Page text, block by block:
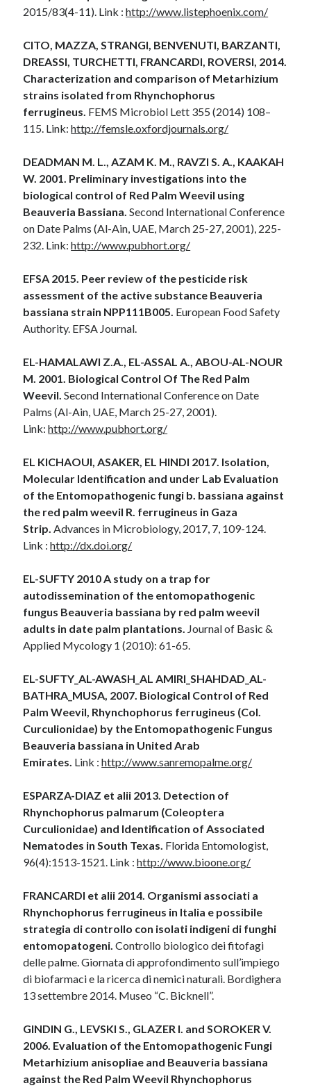
2015/83(4-11). Link :http://www.listephoenix.com/
CITO, MAZZA, STRANGI, BENVENUTI, BARZANTI,
DREASSI, TURCHETTI, FRANCARDI, ROVERSI, 2014.
Characterization and comparison of Metarhizium
strains isolated from Rhynchophorus
ferrugineus. FEMS Microbiol Lett 355 (2014) 108–
115. Link:http://femsle.oxfordjournals.org/
DEADMAN M. L., AZAM K. M., RAVZI S. A., KAAKAH
W. 2001. Preliminary investigations into the
biological control of Red Palm Weevil using
Beauveria Bassiana. Second International Conference
on Date Palms (Al-Ain, UAE, March 25-27, 2001), 225-
232. Link:http://www.pubhort.org/
EFSA 2015. Peer review of the pesticide risk
assessment of the active substance Beauveria
bassiana strain NPP111B005. European Food Safety
Authority. EFSA Journal.
EL-HAMALAWI Z.A., EL-ASSAL A., ABOU-AL-NOUR
M. 2001. Biological Control Of The Red Palm
Weevil.Second International Conference on Date
Palms (Al-Ain, UAE, March 25-27, 2001).
Link:http://www.pubhort.org/
EL KICHAOUI, ASAKER, EL HINDI 2017. Isolation,
Molecular Identification and under Lab Evaluation
of the Entomopathogenic fungi b. bassiana against
the red palm weevil R. ferrugineus in Gaza
Strip.Advances in Microbiology, 2017, 7, 109-124.
Link :http://dx.doi.org/
EL-SUFTY 2010 A study on a trap for
autodissemination of the entomopathogenic
fungus Beauveria bassiana by red palm weevil
adults in date palm plantations. Journal of Basic &
Applied Mycology 1 (2010): 61-65.
EL-SUFTY_AL-AWASH_AL AMIRI_SHAHDAD_AL-
BATHRA_MUSA, 2007. Biological Control of Red
Palm Weevil, Rhynchophorus ferrugineus (Col.
Curculionidae) by the Entomopathogenic Fungus
Beauveria bassiana in United Arab
Emirates. Link :http://www.sanremopalme.org/
ESPARZA-DIAZ et alii 2013. Detection of
Rhynchophorus palmarum (Coleoptera
Curculionidae) and Identification of Associated
Nematodes in South Texas. Florida Entomologist,
96(4):1513-1521. Link :http://www.bioone.org/
FRANCARDI et alii 2014. Organismi associati a
Rhynchophorus ferrugineus in Italia e possibile
strategia di controllo con isolati indigeni di funghi
entomopatogeni. Controllo biologico dei fitofagi
delle palme. Giornata di approfondimento sull’impiego
di biofarmaci e la ricerca di nemici naturali. Bordighera
13 settembre 2014. Museo “C. Bicknell”.
GINDIN G., LEVSKI S., GLAZER I. and SOROKER V.
2006. Evaluation of the Entomopathogenic Fungi
Metarhizium anisopliae and Beauveria bassiana
against the Red Palm Weevil Rhynchophorus